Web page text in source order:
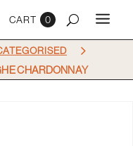
0
5
CHARDONNAY